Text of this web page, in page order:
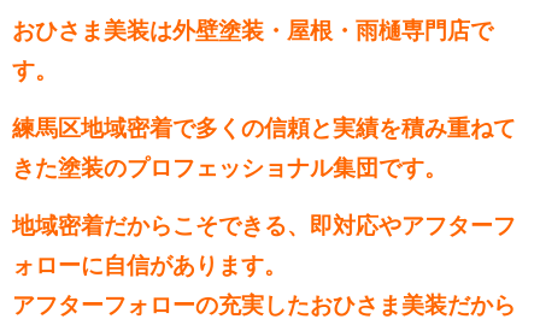
おひさま美装は外壁塗装・屋根・雨樋専門店で
す。
練馬区地域密着で多くの信頼と実績を積み重ねて
きた塗装のプロフェッショナル集団です。
地域密着だからこそできる、即対応やアフターフ
ォローに自信があります。
アフターフォローの充実したおひさま美装だから